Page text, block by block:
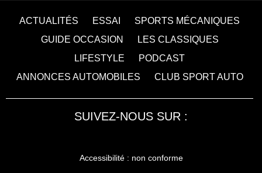
ACTUALITÉS ESSAI
SPORTS MÉCANIQUES
GUIDE OCCASION
LES CLASSIQUES
LIFESTYLE
PODCAST
ANNONCES AUTOMOBILES
CLUB SPORT AUTO
SUIVEZ-NOUS SUR :
Accessibilité : non conforme